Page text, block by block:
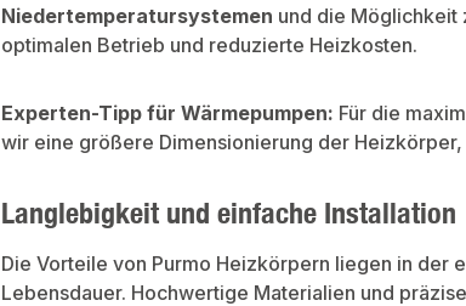
Niedertemperatursystemen und die Möglichkeit
optimalen Betrieb und reduzierte Heizkosten.
Experten-Tipp für Wärmepumpen: Für die
wir eine größere Dimensionierung der
Langlebigkeit und einfache Installation
Die Vorteile von Purmo Heizkörpern liegen in der
Lebensdauer. Hochwertige Materialien und